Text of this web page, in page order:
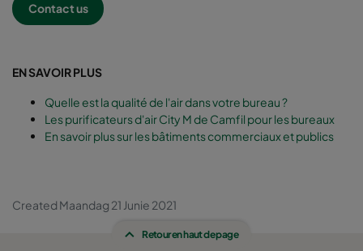
Contact us
EN SAVOIR PLUS
Quelle est la qualité de l'air dans votre bureau ?
Les purificateurs d'air City M de Camfil pour les bureaux
En savoir plus sur les bâtiments commerciaux et publics
Created Maandag 21 Junie 2021
Retour en haut de page